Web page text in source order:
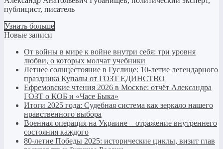
публицист, писатель
Узнать больше
Новые записи
От войны в мире к войне внутри себя: три уровня
любви, о которых молчат учебники
Летнее солнцестояние в Гуслице: 10-летие легендарного
праздника Купалы от ГОЗТ ЕДИНСТВО
Ефремовские чтения 2026 в Москве: отчёт Александра
ГОЗТ о КОБ и «Часе Быка»
Итоги 2025 года: Судебная система как зеркало нашего
нравственного выбора
Военная операция на Украине – отражение внутреннего
состояния каждого
80-летие Победы 2025: исторические циклы, визит глав